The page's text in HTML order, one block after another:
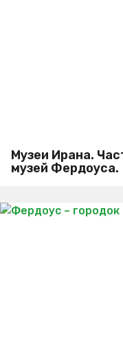
Музеи Ирана.
музей Фердоуса.